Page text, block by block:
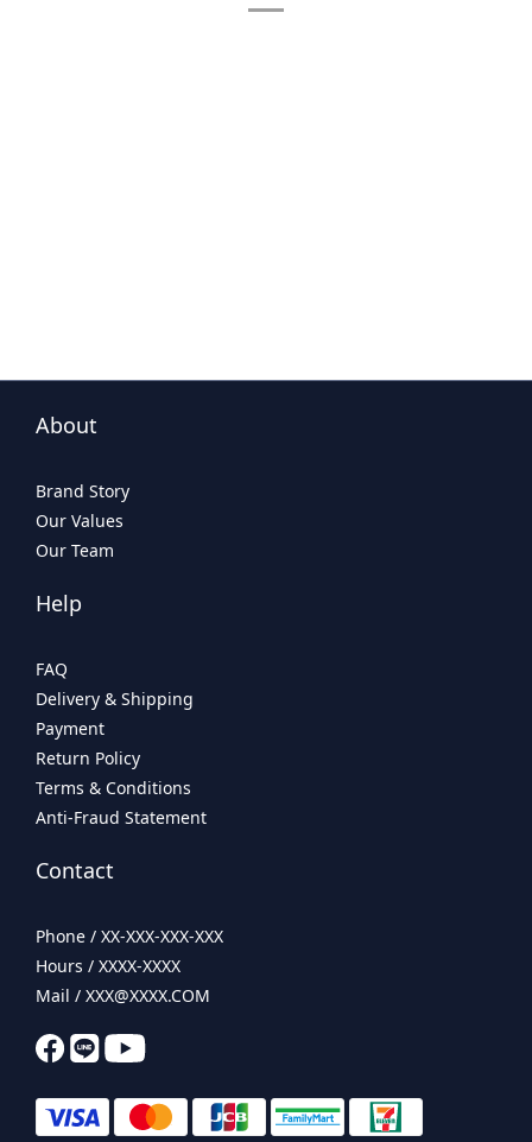
About
Brand Story
Our Values
Our Team
Help
FAQ
Delivery & Shipping
Payment
Return Policy
Terms & Conditions
Anti-Fraud Statement
Contact
Phone / XX-XXX-XXX-XXX
Hours / XXXX-XXXX
Mail / XXX@XXXX.COM